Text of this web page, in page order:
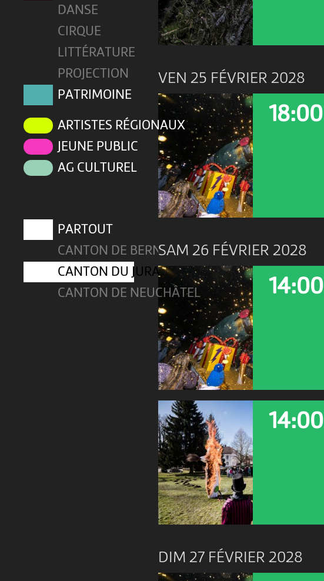
DANSE
CIRQUE
LITTÉRATURE
PROJECTION
PATRIMOINE
ARTISTES RÉGIONAUX
JEUNE PUBLIC
AG CULTUREL
PARTOUT
CANTON DE BERNE
CANTON DU JURA
CANTON DE NEUCHÂTEL
VEN 25 FÉVRIER 2028
18:00
SAM 26 FÉVRIER 2028
14:00
14:00
DIM 27 FÉVRIER 2028